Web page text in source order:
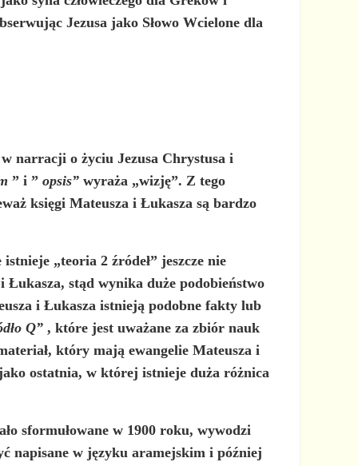
Jezusa jako Słowo Wcielone dla
narracji o życiu Jezusa Chrystusa i
” i ”opsis” wyraża „wizję”. Z tego
księgi Mateusza i Łukasza są bardzo
istnieje „teoria 2 źródeł” jeszcze nie
Łukasza, stąd wynika duże podobieństwo
i Łukasza istnieją podobne fakty lub
Q” , które jest uważane za zbiór nauk
który mają ewangelie Mateusza i
ostatnia, w której istnieje duża różnica
sformułowane w 1900 roku, wywodzi
napisane w języku aramejskim i później